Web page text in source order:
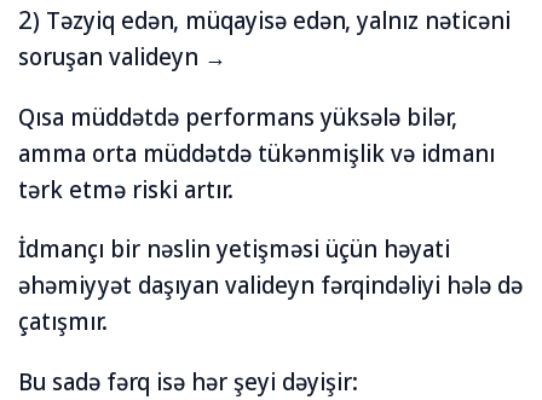
2) Təzyiq edən, müqayisə edən, yalnız nəticəni
soruşan valideyn →
Qısa müddətdə performans yüksələ bilər,
amma orta müddətdə tükənmişlik və idmanı
tərk etmə riski artır.
İdmançı bir nəslin yetişməsi üçün həyati
əhəmiyyət daşıyan valideyn fərqindəliyi hələ də
çatışmır.
Bu sadə fərq isə hər şeyi dəyişir: